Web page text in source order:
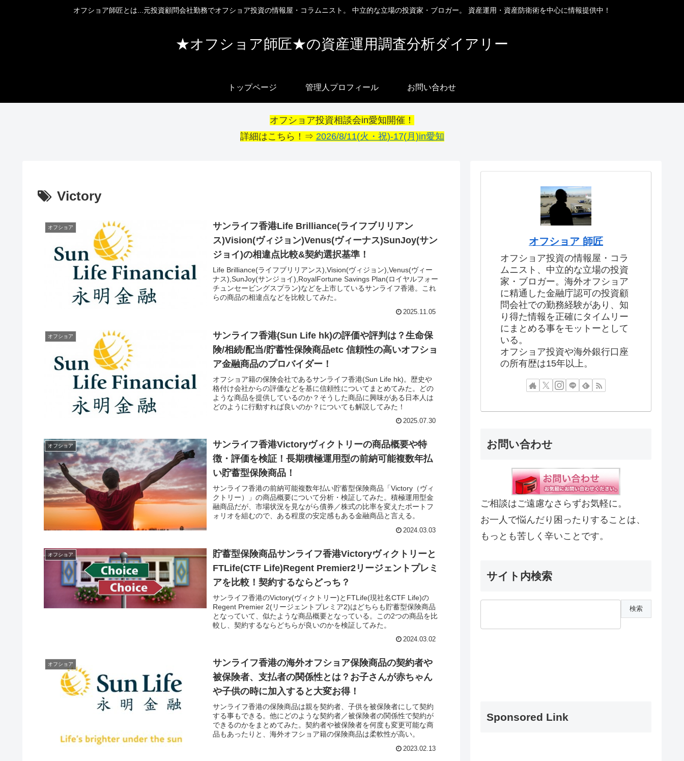
オフショア師匠とは...元投資顧問会社勤務でオフショア投資の情報屋・コラムニスト。 中立的な立場の投資家・ブロガー。 資産運用・資産防衛術を中心に情報提供中！
★オフショア師匠★の資産運用調査分析ダイアリー
トップページ 管理人プロフィール お問い合わせ
オフショア投資相談会in愛知開催！
詳細はこちら！⇒ 2026/8/11(火・祝)-17(月)in愛知
Victory
オフショア
サンライフ香港Life Brilliance(ライフブリリアン
ス)Vision(ヴィジョン)Venus(ヴィーナス)SunJoy(サン
ジョイ)の相違点比較&契約選択基準！
Life Brilliance(ライフブリリアンス),Vision(ヴィジョン),Venus(ヴィー
ナス),SunJoy(サンジョイ),RoyalFortune Savings Plan(ロイヤルフォー
チュンセービングスプラン)などを上市しているサンライフ香港。これ
らの商品の相違点などを比較してみた。
2025.11.05
オフショア
サンライフ香港(Sun Life hk)の評価や評判は？生命保
険/相続/配当/貯蓄性保険商品etc 信頼性の高いオフショ
ア金融商品のプロバイダー！
オフショア籍の保険会社であるサンライフ香港(Sun Life hk)。歴史や
格付け会社からの評価などを基に信頼性についてまとめてみた。どの
ような商品を提供しているのか？そうした商品に興味がある日本人は
どのように行動すれば良いのか？についても解説してみた！
2025.07.30
オフショア
サンライフ香港Victoryヴィクトリーの商品概要や特
徴・評価を検証！長期積極運用型の前納可能複数年払
い貯蓄型保険商品！
サンライフ香港の前納可能複数年払い貯蓄型保険商品「Victory（ヴィ
クトリー）」の商品概要について分析・検証してみた。積極運用型金
融商品だが、市場状況を見ながら債券／株式の比率を変えたポートフ
ォリオを組むので、ある程度の安定感もある金融商品と言える。
2024.03.03
オフショア
貯蓄型保険商品サンライフ香港Victoryヴィクトリーと
FTLife(CTF Life)Regent Premier2リージェントプレミ
アを比較！契約するならどっち？
サンライフ香港のVictory(ヴィクトリー)とFTLife(現社名CTF Life)の
Regent Premier 2(リージェントプレミア2)はどちらも貯蓄型保険商品
となっていて、似たような商品概要となっている。この2つの商品を比
較し、契約するならどちらが良いのかを検証してみた。
2024.03.02
オフショア
サンライフ香港の海外オフショア保険商品の契約者や
被保険者、支払者の関係性とは？お子さんが赤ちゃん
や子供の時に加入すると大変お得！
サンライフ香港の保険商品は親を契約者、子供を被保険者にして契約
する事もできる。他にどのような契約者／被保険者の関係性で契約が
できるのかをまとめてみた。契約者や被保険者を何度も変更可能な商
品もあったりと、海外オフショア籍の保険商品は柔軟性が高い。
2023.02.13
オフショア 師匠
オフショア投資の情報屋・コラ
ムニスト、中立的な立場の投資
家・ブロガー。海外オフショア
に精通した金融庁認可の投資顧
問会社での勤務経験があり、知
り得た情報を正確にタイムリー
にまとめる事をモットーとして
いる。
オフショア投資や海外銀行口座
の所有歴は15年以上。
お問い合わせ
ご相談はご遠慮なさらずお気軽に。
お一人で悩んだり困ったりすることは、
もっとも苦しく辛いことです。
サイト内検索
Sponsored Link